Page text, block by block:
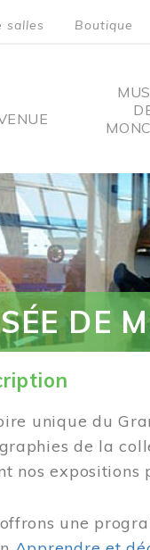
salles Boutique
DE
unique du
de la
nos expositions
une